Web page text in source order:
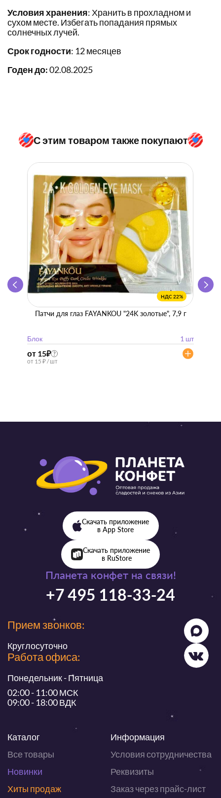
Условия хранения: Хранить в прохладном и
сухом месте. Избегать попадания прямых
солнечных лучей.
Срок годности: 12 месяцев
Годен до:02.08.2025
С этим товаром также покупают
НДС 22%
Патчи для глаз FAYANKOU "24K золотые", 7,9 г
Блок 1 шт
от 15₽ ?
от 15 ₽ / шт
Планета конфет на связи!
+7 495 118-33-24
Прием звонков:
Круглосуточно
Работа офиса:
Понедельник - Пятница
02:00 - 11:00 МСК
09:00 - 18:00 ВДК
Каталог
Все товары
Новинки
Хиты продаж
Информация
Условия сотрудничества
Реквизиты
Заказ через прайс-лист
Скачать приложение
в App Store
Скачать приложение
в RuStore